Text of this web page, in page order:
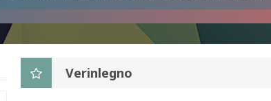
Verinlegno